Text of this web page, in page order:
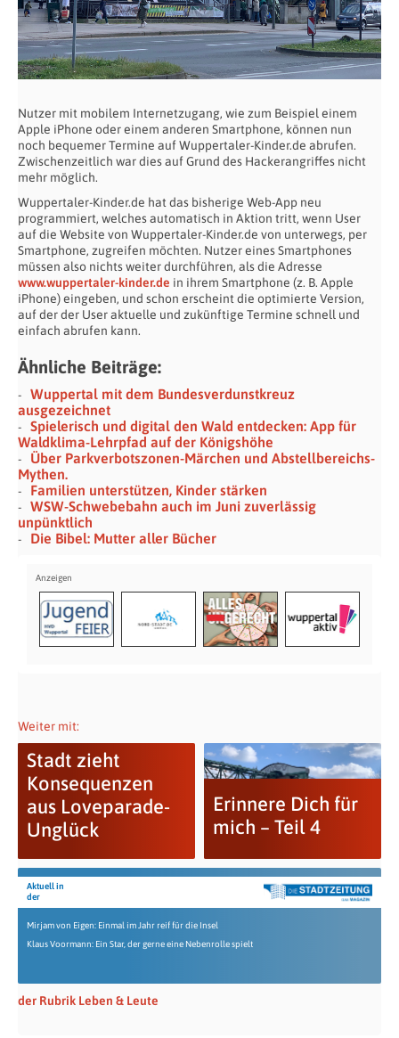
Nutzer mit mobilem Internetzugang, wie zum Beispiel einem
Apple iPhone oder einem anderen Smartphone, können nun
noch bequemer Termine auf Wuppertaler-Kinder.de abrufen.
Zwischenzeitlich war dies auf Grund des Hackerangriffes nicht
mehr möglich.
Wuppertaler-Kinder.de hat das bisherige Web-App neu
programmiert, welches automatisch in Aktion tritt, wenn User
auf die Website von Wuppertaler-Kinder.de von unterwegs, per
Smartphone, zugreifen möchten. Nutzer eines Smartphones
müssen also nichts weiter durchführen, als die Adresse
www.wuppertaler-kinder.de in ihrem Smartphone (z. B. Apple
iPhone) eingeben, und schon erscheint die optimierte Version,
auf der der User aktuelle und zukünftige Termine schnell und
einfach abrufen kann.
Ähnliche Beiträge:
Wuppertal mit dem Bundesverdunstkreuz
ausgezeichnet
Spielerisch und digital den Wald entdecken: App für
Waldklima-Lehrpfad auf der Königshöhe
Über Parkverbotszonen-Märchen und Abstellbereichs-
Mythen.
Familien unterstützen, Kinder stärken
WSW-Schwebebahn auch im Juni zuverlässig
unpünktlich
Die Bibel: Mutter aller Bücher
Weiter mit:
Stadt zieht
Konsequenzen
aus Loveparade-
Unglück
Erinnere Dich für
mich – Teil 4
Aktuell in
der
Mirjam von Eigen: Einmal im Jahr reif für die Insel
Klaus Voormann: Ein Star, der gerne eine Nebenrolle spielt
der Rubrik Leben & Leute